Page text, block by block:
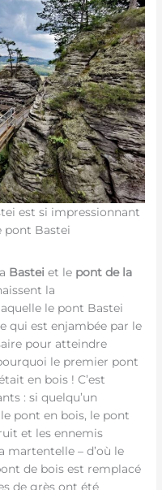
est si impressionnant
pont Bastei
Bastei et le pont de la
la
le pont Bastei
qui est enjambée par le
pour atteindre
le premier pont
en bois ! C’est
: si quelqu’un
pont en bois, le pont
et les ennemis
– d’où le
de bois est remplacé
de grès ont été